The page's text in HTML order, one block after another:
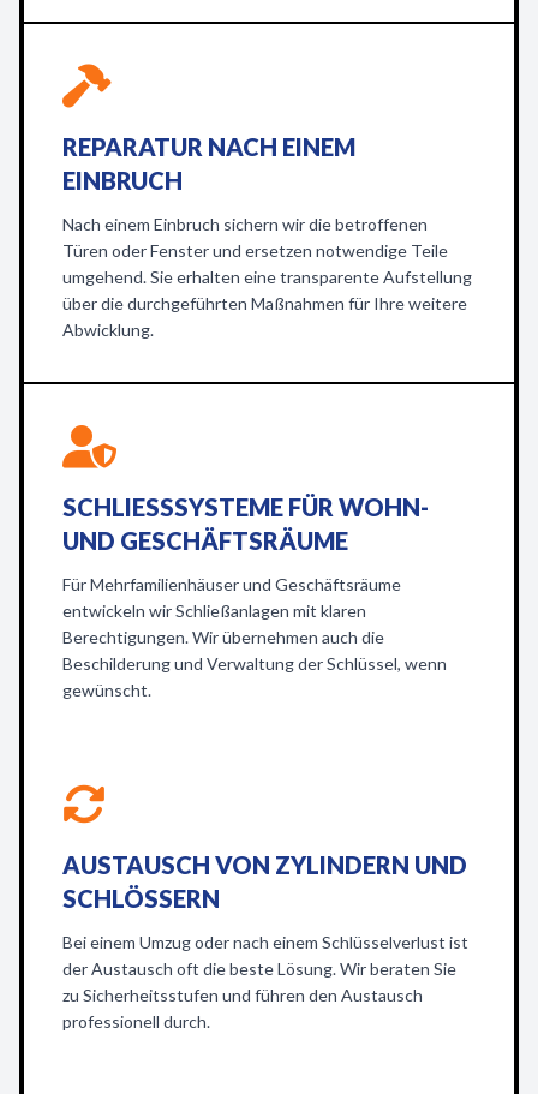
REPARATUR NACH EINEM
EINBRUCH
Nach einem Einbruch sichern wir die betroffenen
Türen oder Fenster und ersetzen notwendige Teile
umgehend. Sie erhalten eine transparente Aufstellung
über die durchgeführten Maßnahmen für Ihre weitere
Abwicklung.
SCHLIESSSYSTEME FÜR WOHN- U
ND GESCHÄFTSRÄUME
Für Mehrfamilienhäuser und Geschäftsräume
entwickeln wir Schließanlagen mit klaren
Berechtigungen. Wir übernehmen auch die
Beschilderung und Verwaltung der Schlüssel, wenn
gewünscht.
AUSTAUSCH VON ZYLINDERN UND
SCHLÖSSERN
Bei einem Umzug oder nach einem Schlüsselverlust ist
der Austausch oft die beste Lösung. Wir beraten Sie
zu Sicherheitsstufen und führen den Austausch
professionell durch.